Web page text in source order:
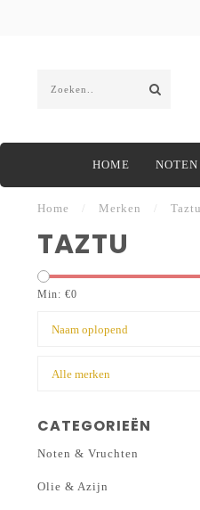
HOME
Home Merken Taztu
TAZTU
Min: €0
CATEGORIEËN
Noten & Vruchten
Olie & Azijn